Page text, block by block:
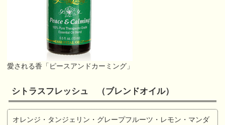
愛される香「ピースアンドカーミング」
シトラスフレッシュ （ブレンドオイル）
オレンジ・タンジェリン・グレープフルーツ・レモン・マンダ